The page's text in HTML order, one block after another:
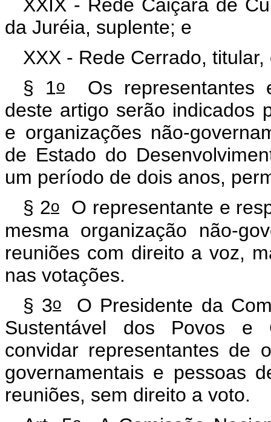
XXIX - Rede Caiçara de
da Juréia, suplente; e
XXX - Rede Cerrado,
§ 1o Os representantes
deste artigo serão indicados
e organizações não-
de Estado do
um período de dois anos,
§ 2oO representante e
mesma organização não-
reuniões com direito a voz,
nas votações.
§ 3oO Presidente da
Sustentável dos Povos e
convidar representantes de
governamentais e pessoas
reuniões, sem direito a voto.